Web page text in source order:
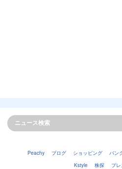
Peachy ブログ ショッピング バン
Kstyle
株探 プ